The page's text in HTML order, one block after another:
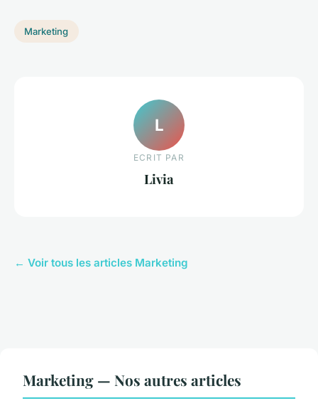
Marketing
L
ECRIT PAR
Livia
← Voir tous les articles Marketing
Marketing — Nos autres articles